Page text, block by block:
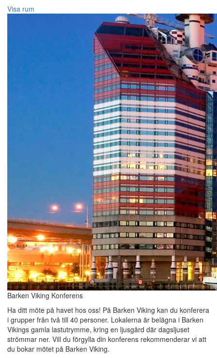
Visa rum
Barken Viking Konferens
Ha ditt möte på havet hos oss! På Barken Viking kan du konferera
i grupper från två till 40 personer. Lokalerna är belägna i Barken
Vikings gamla lastutrymme, kring en ljusgård där dagsljuset
strömmar ner. Vill du förgylla din konferens rekommenderar vi att
du bokar mötet på Barken Viking.